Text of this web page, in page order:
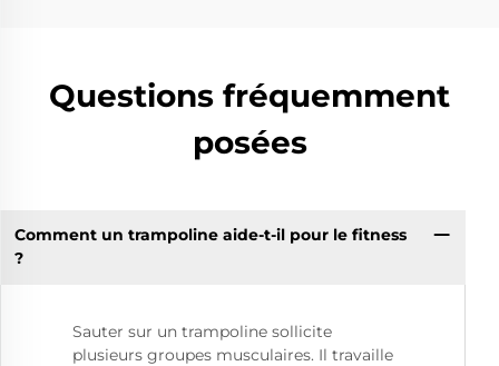
Questions fréquemment
posées
Comment un trampoline aide-t-il pour le fitness
?
Sauter sur un trampoline sollicite
plusieurs groupes musculaires. Il travaille